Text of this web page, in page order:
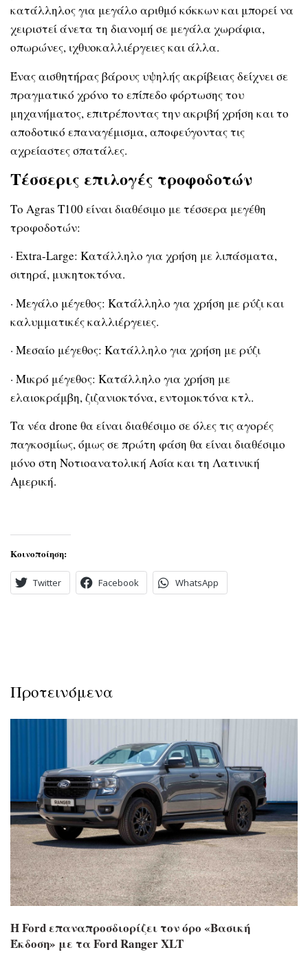
κατάλληλος για μεγάλο αριθμό κόκκων και μπορεί να
χειριστεί άνετα τη διανομή σε μεγάλα χωράφια,
οπωρώνες, ιχθυοκαλλιέργειες και άλλα.
Ένας αισθητήρας βάρους υψηλής ακρίβειας δείχνει σε
πραγματικό χρόνο το επίπεδο φόρτωσης του
μηχανήματος, επιτρέποντας την ακριβή χρήση και το
αποδοτικό επαναγέμισμα, αποφεύγοντας τις
αχρείαστες σπατάλες.
Τέσσερις επιλογές τροφοδοτών
Το Agras T100 είναι διαθέσιμο με τέσσερα μεγέθη
τροφοδοτών:
· Extra-Large: Κατάλληλο για χρήση με λιπάσματα,
σιτηρά, μυκητοκτόνα.
· Μεγάλο μέγεθος: Κατάλληλο για χρήση με ρύζι και
καλυμματικές καλλιέργειες.
· Μεσαίο μέγεθος: Κατάλληλο για χρήση με ρύζι
· Μικρό μέγεθος: Κατάλληλο για χρήση με
ελαιοκράμβη, ζιζανιοκτόνα, εντομοκτόνα κτλ.
Τα νέα drone θα είναι διαθέσιμο σε όλες τις αγορές
παγκοσμίως, όμως σε πρώτη φάση θα είναι διαθέσιμο
μόνο στη Νοτιοανατολική Ασία και τη Λατινική
Αμερική.
Κοινοποίηση:
Twitter Facebook WhatsApp
Προτεινόμενα
Η Ford επαναπροσδιορίζει τον όρο «Βασική
Έκδοση» με τα Ford Ranger XLT